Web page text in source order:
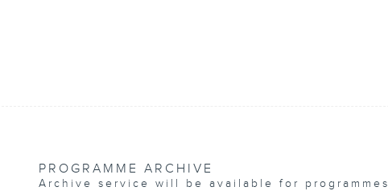
PROGRAMME ARCHIVE
Archive service will be available for programmes